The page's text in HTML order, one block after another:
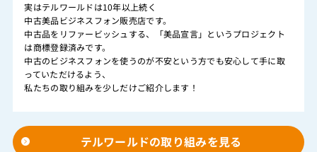
実はテルワールドは10年以上続く
中古美品ビジネスフォン販売店です。
中古品をリファービッシュする、「美品宣言」というプロジェクト
は商標登録済みです。
中古のビジネスフォンを使うのが不安という方でも安心して手に取
っていただけるよう、
私たちの取り組みを少しだけご紹介します！
テルワールドの取り組みを見る